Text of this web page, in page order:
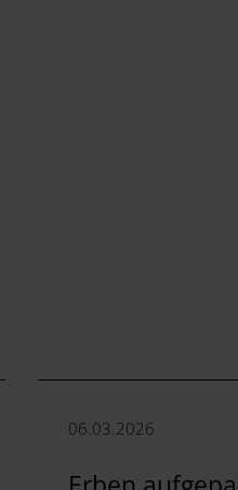
06.03.2026